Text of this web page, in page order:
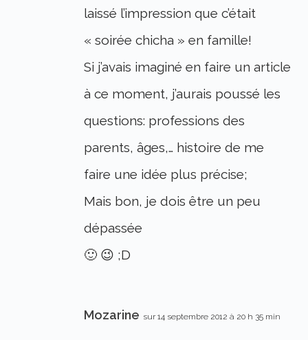
laissé l’impression que c’était
« soirée chicha » en famille!
Si j’avais imaginé en faire un article
à ce moment, j’aurais poussé les
questions: professions des
parents, âges,… histoire de me
faire une idée plus précise;
Mais bon, je dois être un peu
dépassée
🙂 😉 ;D
Mozarine sur 14 septembre 2012 à 20 h 35 min